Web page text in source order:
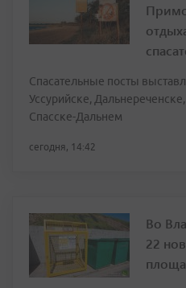
Спасательные посты
Уссурийске,
Спасске-Дальнем
сегодня, 14:42
Во
22